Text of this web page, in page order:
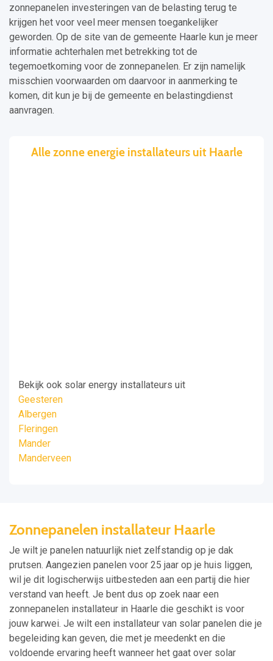
zonnepanelen investeringen van de belasting terug te
krijgen het voor veel meer mensen toegankelijker
geworden. Op de site van de gemeente Haarle kun je meer
informatie achterhalen met betrekking tot de
tegemoetkoming voor de zonnepanelen. Er zijn namelijk
misschien voorwaarden om daarvoor in aanmerking te
komen, dit kun je bij de gemeente en belastingdienst
aanvragen.
Alle zonne energie installateurs uit Haarle
Bekijk ook solar energy installateurs uit
Geesteren
Albergen
Fleringen
Mander
Manderveen
Zonnepanelen installateur Haarle
Je wilt je panelen natuurlijk niet zelfstandig op je dak
prutsen. Aangezien panelen voor 25 jaar op je huis liggen,
wil je dit logischerwijs uitbesteden aan een partij die hier
verstand van heeft. Je bent dus op zoek naar een
zonnepanelen installateur in Haarle die geschikt is voor
jouw karwei. Je wilt een installateur van solar panelen die je
begeleiding kan geven, die met je meedenkt en die
voldoende ervaring heeft wanneer het gaat over solar